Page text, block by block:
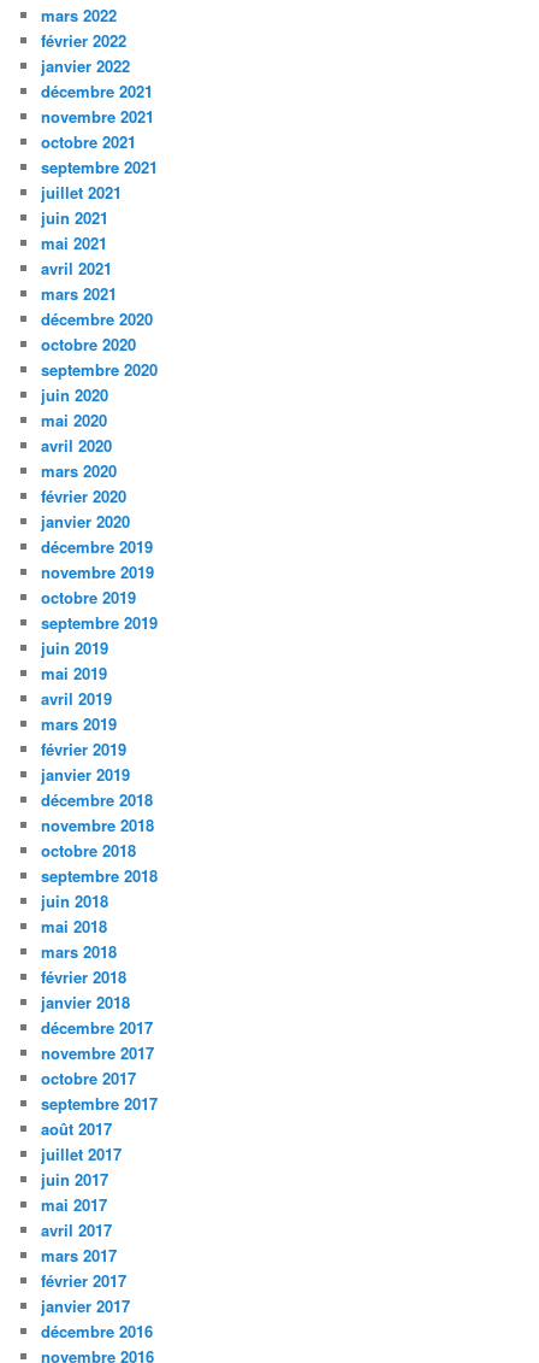
mars 2022
février 2022
janvier 2022
décembre 2021
novembre 2021
octobre 2021
septembre 2021
juillet 2021
juin 2021
mai 2021
avril 2021
mars 2021
décembre 2020
octobre 2020
septembre 2020
juin 2020
mai 2020
avril 2020
mars 2020
février 2020
janvier 2020
décembre 2019
novembre 2019
octobre 2019
septembre 2019
juin 2019
mai 2019
avril 2019
mars 2019
février 2019
janvier 2019
décembre 2018
novembre 2018
octobre 2018
septembre 2018
juin 2018
mai 2018
mars 2018
février 2018
janvier 2018
décembre 2017
novembre 2017
octobre 2017
septembre 2017
août 2017
juillet 2017
juin 2017
mai 2017
avril 2017
mars 2017
février 2017
janvier 2017
décembre 2016
novembre 2016